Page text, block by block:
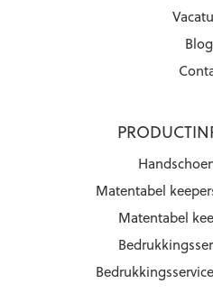
Matentabel
Matentabel